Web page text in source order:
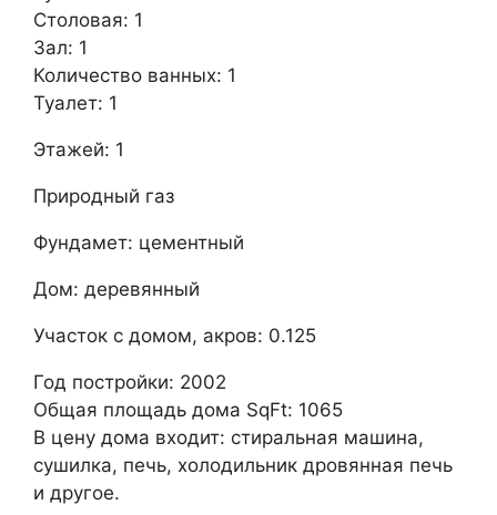
Столовая: 1
Зал: 1
Количество ванных: 1
Туалет: 1
Этажей: 1
Природный газ
Фундамет: цементный
Дом: деревянный
Участок с домом, акров: 0.125
Год постройки: 2002
Общая площадь дома SqFt: 1065
В цену дома входит: стиральная машина,
сушилка, печь, холодильник дровянная печь
и другое.